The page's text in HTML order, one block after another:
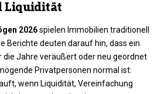
Liquidität
2026spielen Immobilien traditionell
Berichte deuten darauf hin, dass ein
die Jahre veräußert oder neu geordnet
Privatpersonen normal ist:
wenn Liquidität, Vereinfachung